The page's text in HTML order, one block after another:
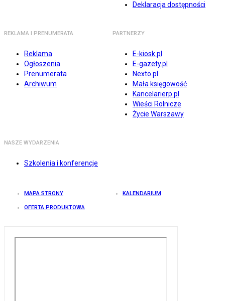
Deklaracja dostępności
REKLAMA I PRENUMERATA
Reklama
Ogłoszenia
Prenumerata
Archiwum
PARTNERZY
E-kiosk.pl
E-gazety.pl
Nexto.pl
Mała księgowość
Kancelarierp.pl
Wieści Rolnicze
Życie Warszawy
NASZE WYDARZENIA
Szkolenia i konferencje
MAPA STRONY KALENDARIUM
OFERTA PRODUKTOWA